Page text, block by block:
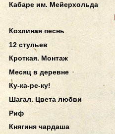
Кабаре им. Мейерхольда
Козлиная песнь
12 стульев
Кроткая. Монтаж
Месяц в деревне
Ку-ка-ре-ку!
Шагал. Цвета любви
Риф
Княгиня чардаша